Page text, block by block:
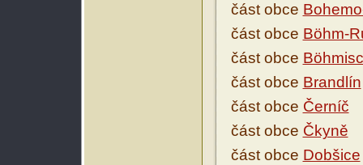
část obce
část obce Böhm-
část obce
část obce Brandlín
část obce Černíč
část obce Čkyně
část obce Dobšice